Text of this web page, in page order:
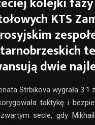
KTS
dwie
Strbikova wygrała
taktykę i
secie, gdy